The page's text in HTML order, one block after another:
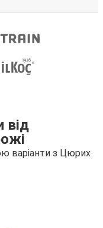
від
варіанти з Цюрих